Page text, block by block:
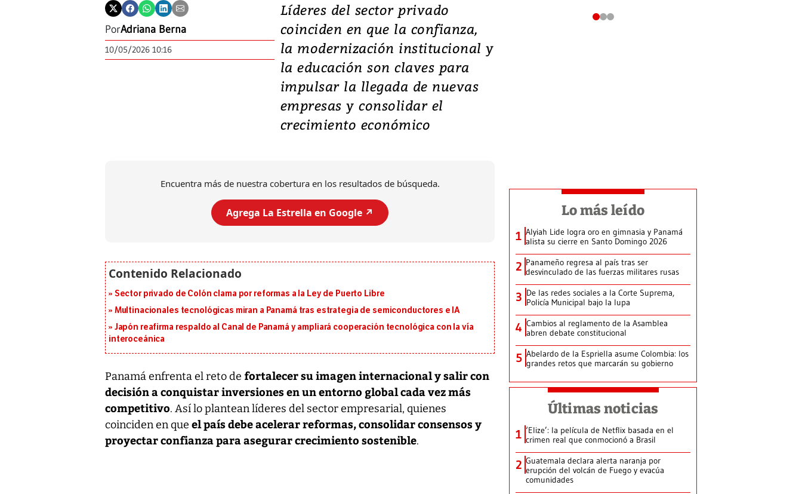
PorAdriana Berna
10/05/2026 10:16
Líderes del sector privado
coinciden en que la confianza,
la modernización institucional y
la educación son claves para
impulsar la llegada de nuevas
empresas y consolidar el
crecimiento económico
Encuentra más de nuestra cobertura en los resultados de búsqueda.
Agrega La Estrella en Google ↗️
Sector privado de Colón clama por reformas a la Ley de Puerto Libre
Multinacionales tecnológicas miran a Panamá tras estrategia de semiconductores e IA
Japón reafirma respaldo al Canal de Panamá y ampliará cooperación tecnológica con la vía
interoceánica
Panamá enfrenta el reto de fortalecer su imagen internacional y salir con
decisión a conquistar inversiones en un entorno global cada vez más
competitivo. Así lo plantean líderes del sector empresarial, quienes
coinciden en que el país debe acelerar reformas, consolidar consensos y
proyectar confianza para asegurar crecimiento sostenible.
Lo más leído
1 Alyiah Lide logra oro en gimnasia y Panamá
alista su cierre en Santo Domingo 2026
2 Panameño regresa al país tras ser
desvinculado de las fuerzas militares rusas
3 De las redes sociales a la Corte Suprema,
Policía Municipal bajo la lupa
4 Cambios al reglamento de la Asamblea
abren debate constitucional
5 Abelardo de la Espriella asume Colombia: los
grandes retos que marcarán su gobierno
Últimas noticias
1 ‘Elize’: la película de Netflix basada en el
crimen real que conmocionó a Brasil
2 Guatemala declara alerta naranja por
erupción del volcán de Fuego y evacúa
comunidades